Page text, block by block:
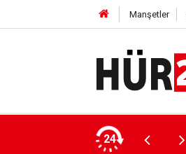
Manşetler
24
güvenlik mimarisine katkı